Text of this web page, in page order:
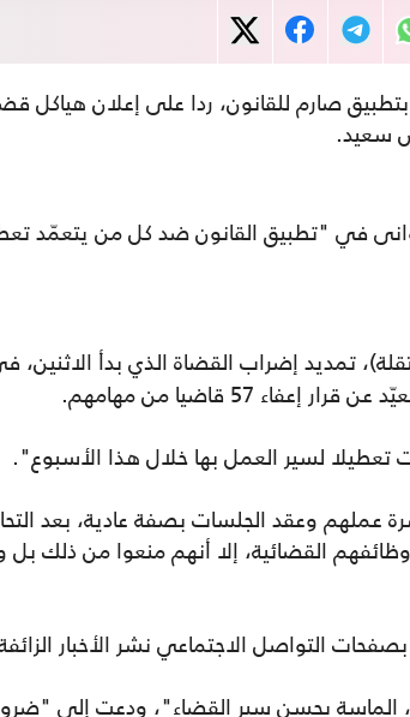
صارم للقانون، ردا على إعلان هياكل
سعيد.
في "تطبيق القانون ضد كل من يتعمّد
تمديد إضراب القضاة الذي بدأ الاثنين،
57 قاضيا من مهامهم.
لسير العمل بها خلال هذا الأسبوع".
وعقد الجلسات بصفة عادية، بعد
القضائية، إلا أنهم منعوا من ذلك بل
التواصل الاجتماعي نشر الأخبار
الماسة بحسن سير القضاء"، ودعت إلى